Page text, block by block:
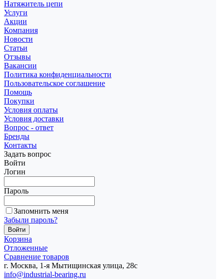
Натяжитель цепи
Услуги
Акции
Компания
Новости
Статьи
Отзывы
Вакансии
Политика конфиденциальности
Пользовательское соглашение
Помощь
Покупки
Условия оплаты
Условия доставки
Вопрос - ответ
Бренды
Контакты
Задать вопрос
Войти
Логин
Пароль
Запомнить меня
Забыли пароль?
Корзина
Отложенные
Сравнение товаров
г. Москва, 1-я Мытищинская улица, 28с
info@industrial-bearing.ru